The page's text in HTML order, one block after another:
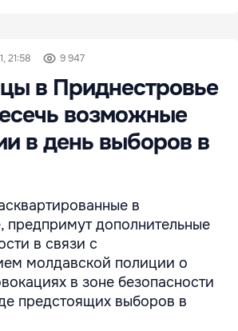
21:58 9 947
в Приднестровье
возможные
в день выборов в
в
предпримут дополнительные
в связи с
молдавской полиции о
в зоне безопасности
предстоящих выборов в